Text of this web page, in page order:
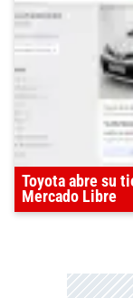
Toyota abre su
Mercado Libre